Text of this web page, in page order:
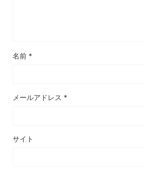
名前 *
メールアドレス *
サイト